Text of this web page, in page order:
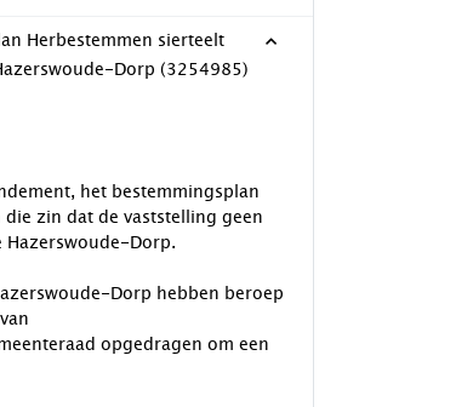
Herbestemmen sierteelt
Dorp (3254985)
het bestemmingsplan
zin dat de vaststelling geen
Hazerswoude-Dorp.
Dorp hebben beroep
opgedragen om een